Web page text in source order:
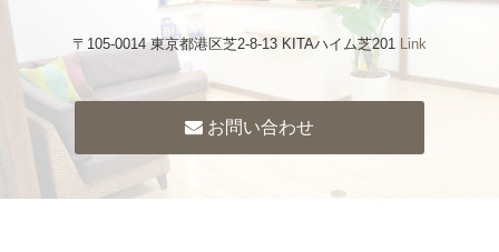
〒105-0014 東京都港区芝2-8-13 KITAハイム芝201 Link
お問い合わせ